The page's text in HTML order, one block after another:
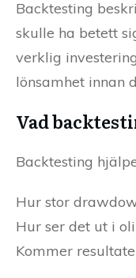
Backtesting
skulle ha betett
verklig
lönsamhet innan
Vad
Backtesting
Hur stor
Hur ser det ut i
Kommer